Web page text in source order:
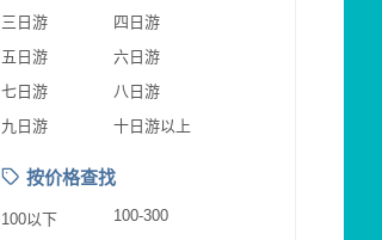
三日游
四日游
五日游
六日游
七日游
八日游
九日游
十日游以上
按价格查找
100以下
100-300